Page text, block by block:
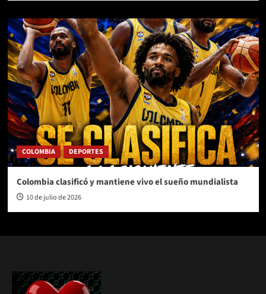
COLOMBIA DEPORTES
Colombia clasificó y mantiene vivo el sueño mundialista
10 de julio de 2026